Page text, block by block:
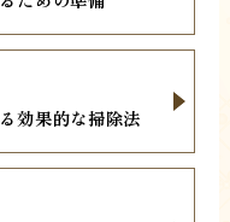
効果的な掃除法